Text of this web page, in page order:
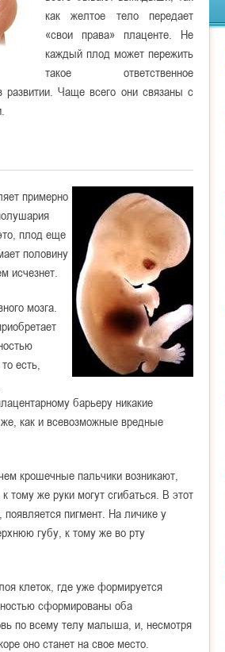
как желтое тело передает
«свои права» плаценте. Не
каждый плод может пережить
такое ответственное
Чаще всего они связаны с
примерно
плод еще
половину
исчезнет.
мозга.
есть,
барьеру никакие
как и всевозможные вредные
крошечные пальчики возникают,
тому же руки могут сгибаться. В этот
пигмент. На личике у
губу, к тому же во рту
клеток, где уже формируется
сформированы оба
по всему телу малыша, и, несмотря
оно станет на свое место.